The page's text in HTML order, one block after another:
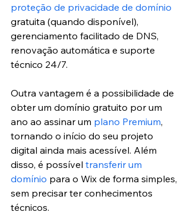
proteção de privacidade de domínio
gratuita (quando disponível),
gerenciamento facilitado de DNS,
renovação automática e suporte
técnico 24/7.
Outra vantagem é a possibilidade de
obter um domínio gratuito por um
ano ao assinar um plano Premium,
tornando o início do seu projeto
digital ainda mais acessível. Além
disso, é possível transferir um
domínio para o Wix de forma simples,
sem precisar ter conhecimentos
técnicos.